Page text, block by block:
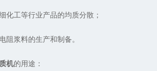
工等行业产品的均质分散；
浆料的生产和制备。
机的用途：